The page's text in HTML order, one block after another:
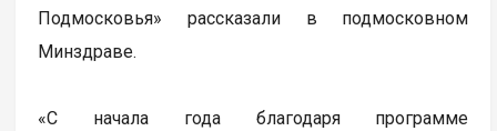
Подмосковья» рассказали в подмосковном
Минздраве.
«С начала года благодаря программе